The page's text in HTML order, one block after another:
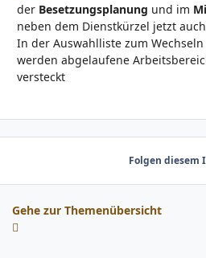
der Besetzungsplanung und im
neben dem Dienstkürzel jetzt
In der Auswahlliste zum
werden abgelaufene
versteckt
Folgen diesem
Gehe zur Themenübersicht